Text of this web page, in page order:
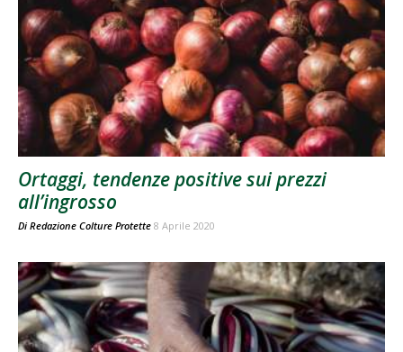
Ortaggi, tendenze positive sui prezzi
all’ingrosso
Di Redazione Colture Protette 8 Aprile 2020